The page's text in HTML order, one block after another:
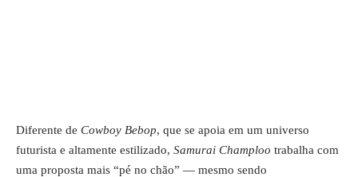
Diferente de Cowboy Bebop, que se apoia em um universo
futurista e altamente estilizado, Samurai Champloo trabalha com
uma proposta mais “pé no chão” — mesmo sendo